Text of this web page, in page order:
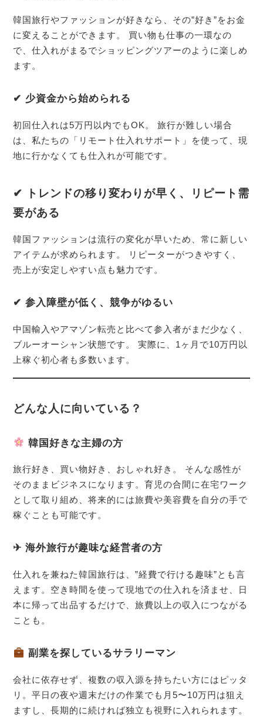
韓国旅行やファッションが好きなら、その”好き”をお金
に変えることができます。 買い物も仕事の一環なの
で、仕入れがまるでショッピングツアーのように楽しめ
ます。
✔ 少資金から始められる
初回仕入れは5万円以内でもOK。 旅行が難しい場合
は、私たちの「リモート仕入れサポート」を使って、現
地に行かなくても仕入れが可能です。
✔ トレンドの移り変わりが早く、リピート需
要がある
韓国ファッションは流行の変化が早いため、常に新しい
アイテムが求められます。 リピーターがつきやすく、
売上が安定しやすい点も魅力です。
✔ 参入障壁が低く、競争がゆるい
中国輸入やアマゾン転売と比べて参入者がまだ少なく、
ブルーオーシャン状態です。 実際に、1ヶ月で10万円以
上稼ぐ初心者も多数います。
どんな人に向いている？
韓国好きな主婦の方
旅行好き、買い物好き、おしゃれ好き。 そんな感性が
そのままビジネスになります。育児の合間に在宅ワーク
として取り組め、将来的には旅費や美容費を自分の手で
稼ぐことも可能です。
✈ 海外旅行が趣味な経営者の方
仕入れを兼ねた韓国旅行は、”経費で行ける趣味”とも言
えます。空き時間を使って現地での仕入れを済ませ、日
本に帰って出品するだけで、旅費以上の収入につながる
ことも。
副業を探しているサラリーマン
会社に依存せず、複数の収入源を持ちたい方にはピッタ
リ。平日の夜や週末だけの作業でも月5〜10万円は狙え
ますし、長期的に続ければ独立も視野に入れられます。